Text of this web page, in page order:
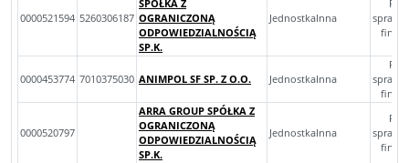
0000521594 5260306187
SPÓŁKA Z
OGRANICZONĄ
ODPOWIEDZIALNOŚCIĄ
SP.K.
JednostkaInna
0000453774 7010375030 ANIMPOL SF SP. Z O.O. JednostkaInna
0000520797
ARRA GROUP SPÓŁKA Z
OGRANICZONĄ
ODPOWIEDZIALNOŚCIĄ
SP.K.
JednostkaInna